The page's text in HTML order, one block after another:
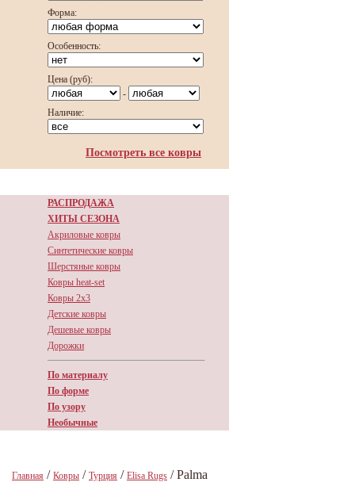
Форма:
Особенность:
Цена (руб):
-
Наличие:
Посмотреть все ковры
РАСПРОДАЖА
ХИТЫ СЕЗОНА
Акриловые ковры
Синтетические ковры
Шерстяные ковры
Ковры heat-set
Ковры 2х3
Детские ковры
Дешевые ковры
Дорожки
По материалу
По форме
По узору
Необычные
Главная / Ковры / Турция / Elisa Rugs / Palma